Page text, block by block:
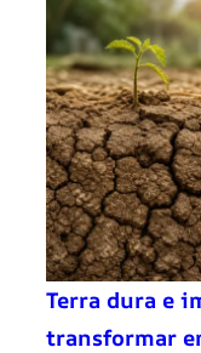
Terra dura e
transformar